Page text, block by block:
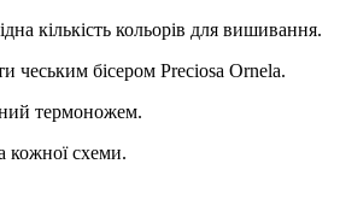
кількість кольорів для вишивання.
чеським бісером Preciosa Ornela.
термоножем.
кожної схеми.